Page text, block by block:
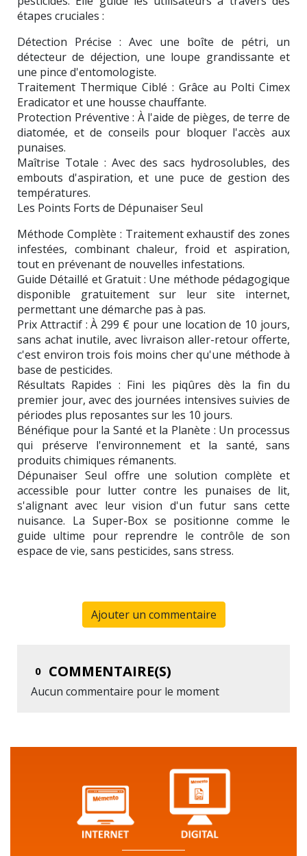
étapes cruciales :
Détection Précise : Avec une boîte de pétri, un
détecteur de déjection, une loupe grandissante et
une pince d'entomologiste.
Traitement Thermique Ciblé : Grâce au Polti Cimex
Eradicator et une housse chauffante.
Protection Préventive : À l'aide de pièges, de terre de
diatomée, et de conseils pour bloquer l'accès aux
punaises.
Maîtrise Totale : Avec des sacs hydrosolubles, des
embouts d'aspiration, et une puce de gestion des
températures.
Les Points Forts de Dépunaiser Seul
Méthode Complète : Traitement exhaustif des zones
infestées, combinant chaleur, froid et aspiration,
tout en prévenant de nouvelles infestations.
Guide Détaillé et Gratuit : Une méthode pédagogique
disponible gratuitement sur leur site internet,
permettant une démarche pas à pas.
Prix Attractif : À 299 € pour une location de 10 jours,
sans achat inutile, avec livraison aller-retour offerte,
c'est environ trois fois moins cher qu'une méthode à
base de pesticides.
Résultats Rapides : Fini les piqûres dès la fin du
premier jour, avec des journées intensives suivies de
périodes plus reposantes sur les 10 jours.
Bénéfique pour la Santé et la Planète : Un processus
qui préserve l'environnement et la santé, sans
produits chimiques rémanents.
Dépunaiser Seul offre une solution complète et
accessible pour lutter contre les punaises de lit,
s'alignant avec leur vision d'un futur sans cette
nuisance. La Super-Box se positionne comme le
guide ultime pour reprendre le contrôle de son
espace de vie, sans pesticides, sans stress.
Ajouter un commentaire
0 COMMENTAIRE(S)
Aucun commentaire pour le moment